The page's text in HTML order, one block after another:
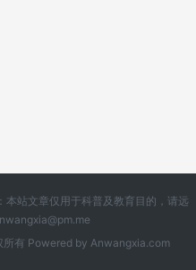
站文章仅用于科普及教育目的，请远
有 Powered by Anwangxia.com